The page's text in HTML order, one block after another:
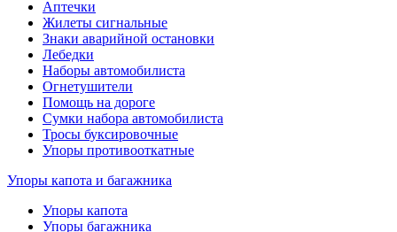
Аптечки
Жилеты сигнальные
Знаки аварийной остановки
Лебедки
Наборы автомобилиста
Огнетушители
Помощь на дороге
Сумки набора автомобилиста
Тросы буксировочные
Упоры противооткатные
Упоры капота и багажника
Упоры капота
Упоры багажника